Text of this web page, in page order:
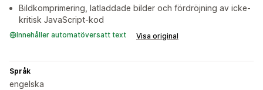
Bildkomprimering, latladdade bilder och fördröjning av icke-
kritisk JavaScript-kod
Innehåller automatöversatt text Visa original
Språk
engelska